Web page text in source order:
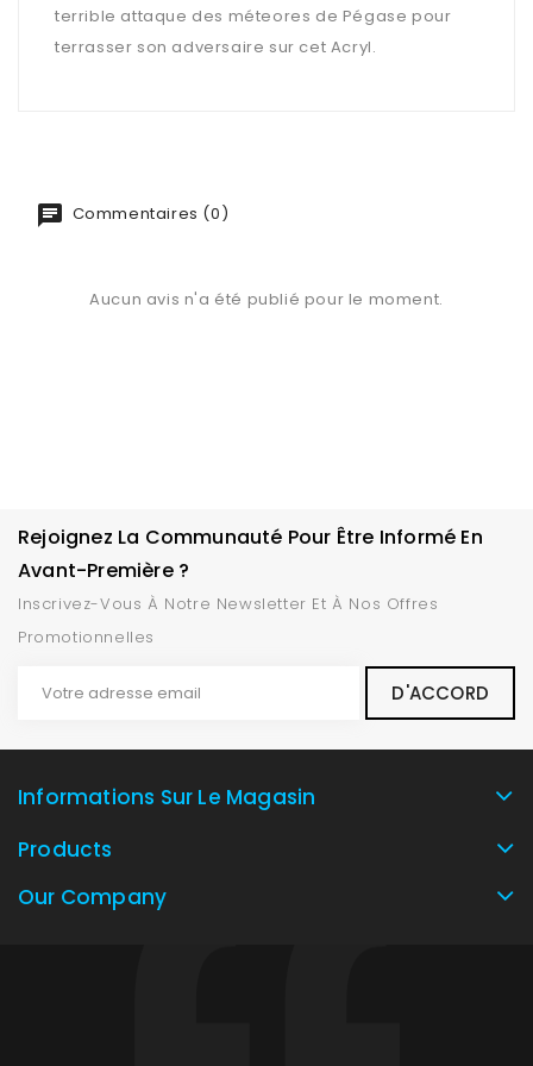
terrible attaque des méteores de Pégase pour
terrasser son adversaire sur cet Acryl.
Commentaires (0)
Aucun avis n'a été publié pour le moment.
Rejoignez La Communauté Pour Être Informé En
Avant-Première ?
Inscrivez-Vous À Notre Newsletter Et À Nos Offres
Promotionnelles
Informations Sur Le Magasin
Products
Our Company